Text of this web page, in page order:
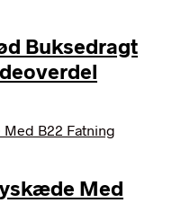
Buksedragt
Med